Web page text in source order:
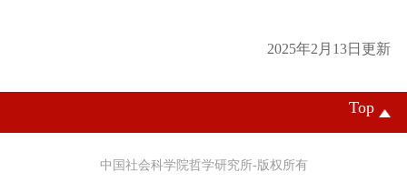
2025年2月13日更新
Top
中国社会科学院哲学研究所-版权所有